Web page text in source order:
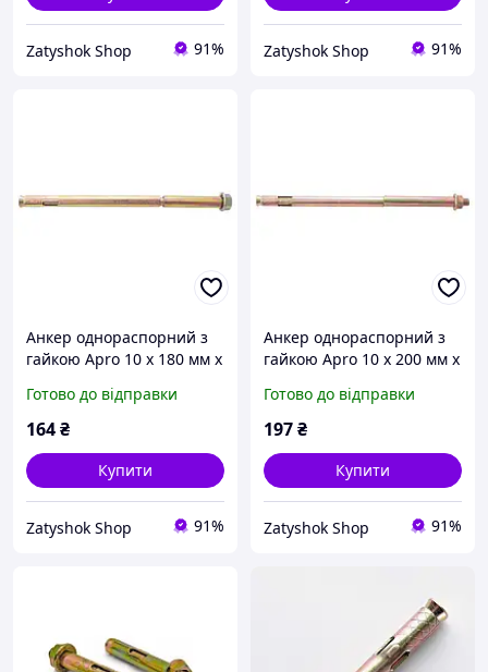
Zatyshok Shop 91% Zatyshok Shop 91%
Анкер однораспорний з
гайкою Apro 10 х 180 мм x
Готово до відправки
164₴
Купити
Zatyshok Shop 91%
Анкер однораспорний з
гайкою Apro 10 х 200 мм x
Готово до відправки
197₴
Купити
Zatyshok Shop 91%